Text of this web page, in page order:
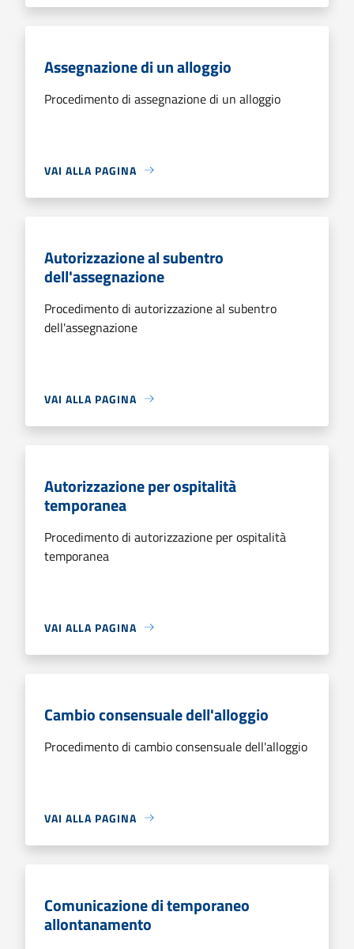
Assegnazione di un alloggio
Procedimento di assegnazione di un alloggio
VAI ALLA PAGINA
Autorizzazione al subentro
dell'assegnazione
Procedimento di autorizzazione al subentro
dell'assegnazione
VAI ALLA PAGINA
Autorizzazione per ospitalità
temporanea
Procedimento di autorizzazione per ospitalità
temporanea
VAI ALLA PAGINA
Cambio consensuale dell'alloggio
Procedimento di cambio consensuale dell'alloggio
VAI ALLA PAGINA
Comunicazione di temporaneo
allontanamento